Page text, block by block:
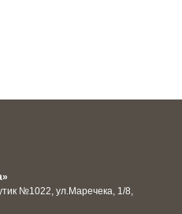
№1022, ул.Маречека, 1/8,